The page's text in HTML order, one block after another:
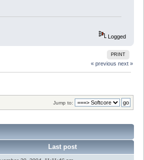
Logged
PRINT
« previous next »
Jump to:
Last post